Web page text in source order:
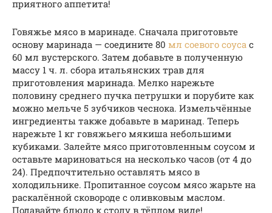
приятного аппетита!
Говяжье мясо в маринаде. Сначала приготовьте
основу маринада — соедините 80 мл соевого соуса с
60 мл вустерского. Затем добавьте в полученную
массу 1 ч. л. сбора итальянских трав для
приготовления маринада. Мелко нарежьте
половину среднего пучка петрушки и порубите как
можно мельче 5 зубчиков чеснока. Измельчённые
ингредиенты также добавьте в маринад. Теперь
нарежьте 1 кг говяжьего мякиша небольшими
кубиками. Залейте мясо приготовленным соусом и
оставьте мариноваться на несколько часов (от 4 до
24). Предпочтительно оставлять мясо в
холодильнике. Пропитанное соусом мясо жарьте на
раскалённой сковороде с оливковым маслом.
Подавайте блюдо к столу в тёплом виде!